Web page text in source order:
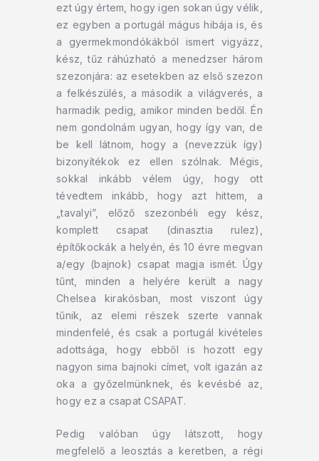
ezt úgy értem, hogy igen sokan úgy vélik,
ez egyben a portugál mágus hibája is, és
a gyermekmondókákból ismert vigyázz,
kész, tűz ráhúzható a menedzser három
szezonjára: az esetekben az első szezon
a felkészülés, a második a világverés, a
harmadik pedig, amikor minden bedől. Én
nem gondolnám ugyan, hogy így van, de
be kell látnom, hogy a (nevezzük így)
bizonyítékok ez ellen szólnak. Mégis,
sokkal inkább vélem úgy, hogy ott
tévedtem inkább, hogy azt hittem, a
„tavalyi”, előző szezonbéli egy kész,
komplett csapat (dinasztia rulez),
építőkockák a helyén, és 10 évre megvan
a/egy (bajnok) csapat magja ismét. Úgy
tűnt, minden a helyére került a nagy
Chelsea kirakósban, most viszont úgy
tűnik, az elemi részek szerte vannak
mindenfelé, és csak a portugál kivételes
adottsága, hogy ebből is hozott egy
nagyon sima bajnoki címet, volt igazán az
oka a győzelmünknek, és kevésbé az,
hogy ez a csapat CSAPAT.
Pedig valóban úgy látszott, hogy
megfelelő a leosztás a keretben, a régi